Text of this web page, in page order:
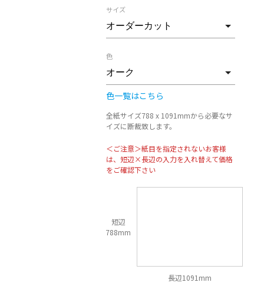
サイズ
色
色一覧はこちら
全紙サイズ788 x 1091mmから必要なサ
イズに断裁致します。
＜ご注意＞紙目を指定されないお客様
は、短辺×長辺の入力を入れ替えて価格
をご確認下さい
短辺
788mm
長辺1091mm